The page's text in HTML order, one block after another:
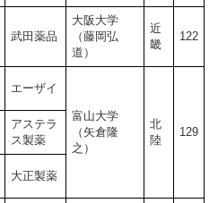
武田薬品
大阪大学
（藤岡弘
道）
近
畿
122
エーザイ
富山大学
（矢倉隆
之）
北
陸
129
アステラ
ス製薬
大正製薬